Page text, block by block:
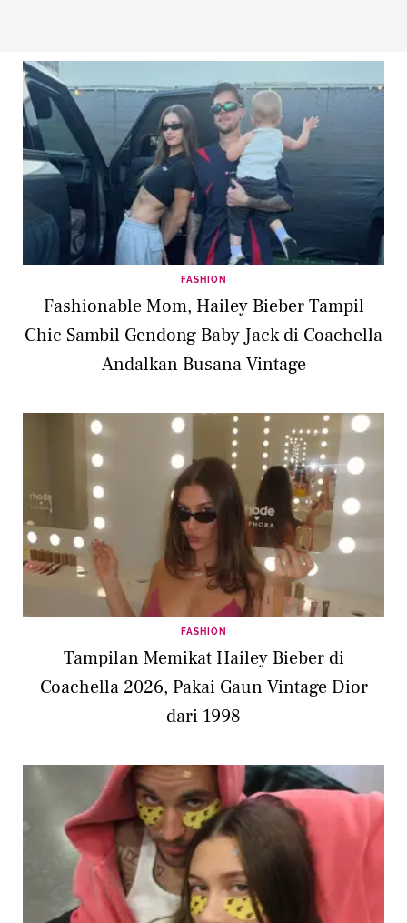
FASHION
Fashionable Mom, Hailey Bieber Tampil
Chic Sambil Gendong Baby Jack di Coachella
Andalkan Busana Vintage
FASHION
Tampilan Memikat Hailey Bieber di
Coachella 2026, Pakai Gaun Vintage Dior
dari 1998